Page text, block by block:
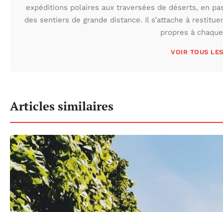
expéditions polaires aux traversées de déserts, en
des sentiers de grande distance. Il s’attache à
propres à
VOIR TOUS
Articles similaires